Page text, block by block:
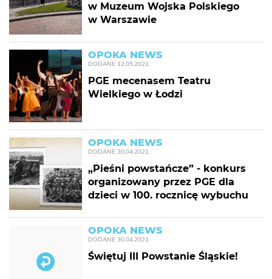
w Muzeum Wojska Polskiego
w Warszawie
OPOKA NEWS
DODANE 12.05.2021
PGE mecenasem Teatru
Wielkiego w Łodzi
OPOKA NEWS
DODANE 30.04.2021
„Pieśni powstańcze” - konkurs
organizowany przez PGE dla
dzieci w 100. rocznicę wybuchu
OPOKA NEWS
DODANE 30.04.2021
Świętuj III Powstanie Śląskie!